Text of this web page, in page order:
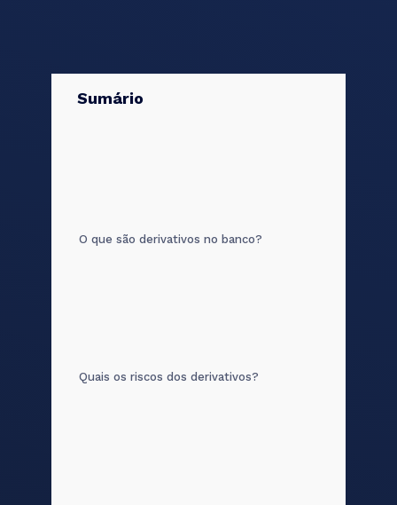
Sumário
O que são derivativos no banco?
Quais os riscos dos derivativos?